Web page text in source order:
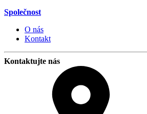
Společnost
O nás
Kontakt
Kontaktujte nás